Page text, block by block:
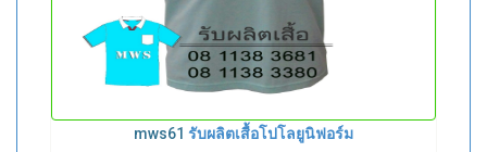
mws61 รับผลิตเสื้อโปโลยูนิฟอร์ม